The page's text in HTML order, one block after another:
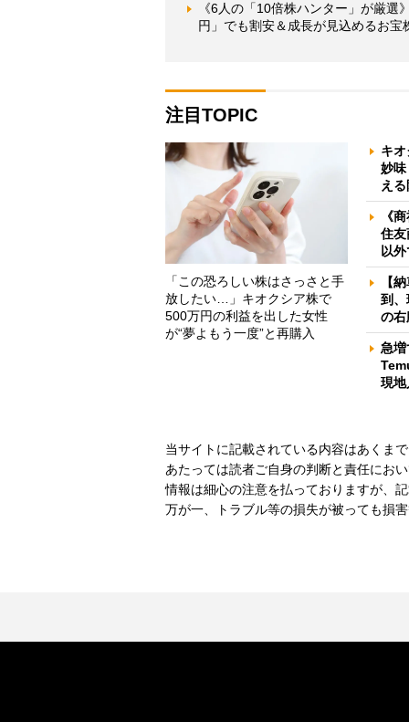
《6人の「10倍株ハンター」が厳選
円」でも割安＆成長が見込めるお
注目TOPIC
「この恐ろしい株はさっさと手
放したい…」キオクシア株で
500万円の利益を出した女性
が“夢よもう一度”と再購入
キ
妙
え
《
住
以
【
到
の右
急
現地
当サイトに記載されている内容はあくま
あたっては読者ご自身の判断と責任にお
情報は細心の注意を払っておりますが、
万が一、トラブル等の損失が被っても損